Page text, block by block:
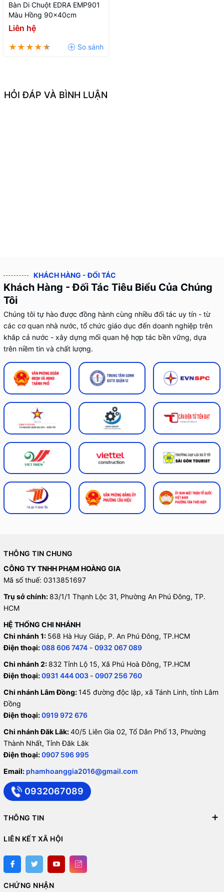
Bàn Di Chuột EDRA EMP901
Màu Hồng 90x40cm
Liên hệ
HỎI ĐÁP VÀ BÌNH LUẬN
KHÁCH HÀNG - ĐỐI TÁC
Khách Hàng - Đối Tác Tiêu Biểu Của Chúng
Tôi
Chúng tôi tự hào được đồng hành cùng nhiều đối tác uy tín - từ
các cơ quan nhà nước, tổ chức giáo dục đến doanh nghiệp trên
khắp cả nước - xây dựng mối quan hệ hợp tác bền vững, dựa
trên niềm tin và chất lượng.
THÔNG TIN CHUNG
CÔNG TY TNHH PHẠM HOÀNG GIA
Mã số thuế: 0313851697
Trụ sở chính: 83/1/1 Thạnh Lộc 31, Phường An Phú Đông, TP.
HCM
HỆ THỐNG CHI NHÁNH
Chi nhánh 1: 568 Hà Huy Giáp, P. An Phú Đông, TP.HCM
Điện thoại:088 606 7474 - 0932 067 089
Chi nhánh 2: 832 Tỉnh Lộ 15, Xã Phú Hoà Đông, TP.HCM
Điện thoại:0931 444 003 - 0907 256 760
Chi nhánh Lâm Đồng:145 đường độc lập, xã Tánh Linh, tỉnh Lâm
Đồng
Điện thoại:0919 972 676
Chi nhánh Đăk Lăk:40/5 Liên Gia 02, Tổ Dân Phố 13, Phường
Thành Nhất, Tỉnh Đăk Lăk
Điện thoại:0907 596 995
Email: phamhoanggia2016@gmail.com
0932067089
THÔNG TIN
LIÊN KẾT XÃ HỘI
CHỨNG NHẬN